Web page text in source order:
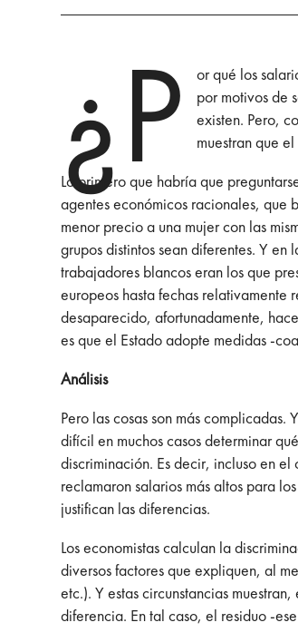
¿P
or qué los
por motivos de
existen. Pero,
muestran que
Lo primero que habría que
agentes económicos racionales, que
menor precio a una mujer con las
grupos distintos sean diferentes. Y
trabajadores blancos eran los que
europeos hasta fechas relativamente
desaparecido, afortunadamente,
es que el Estado adopte medidas -
Análisis
Pero las cosas son más
difícil en muchos casos determinar
discriminación. Es decir, incluso en
reclamaron salarios más altos para
justifican las diferencias.
Los economistas calculan la
diversos factores que expliquen, al
etc.). Y estas circunstancias
diferencia. En tal caso, el residuo -